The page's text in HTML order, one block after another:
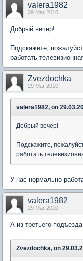
valera1982
29 Mar 2010
Добрый вечер!
Подскажите,
работать
Zvezdochka
29 Mar 2010
valera1982, on
Добрый вечер!
Подскажите,
работать
У нас нормально
valera1982
29 Mar 2010
А из третьего
Zvezdochka, on